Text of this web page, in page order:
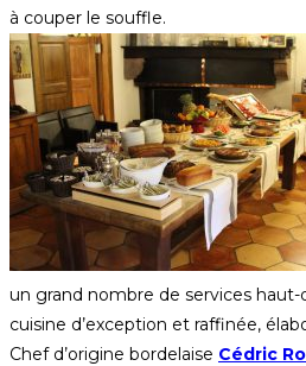
à couper le souffle.
un grand nombre de services
cuisine d’exception et raffinée,
Chef d’origine bordelaise Cédric